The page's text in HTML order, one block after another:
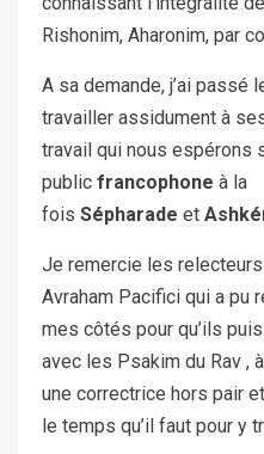
Rishonim, Aharonim, par
A sa demande, j’ai passé
travailler assidument à
travail qui nous espérons
public francophone à la
fois Sépharade et
Je remercie les
Avraham Pacifici qui a pu
mes côtés pour qu’ils
avec les Psakim du Rav ,
une correctrice hors pair
le temps qu’il faut pour y